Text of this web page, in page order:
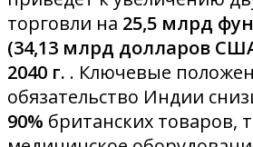
торговли на 25,5 млрд
(34,13 млрд долларов
2040 г. . Ключевые
обязательство Индии
90% британских товаров,